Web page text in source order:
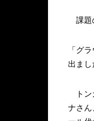
課題
「グ
出まし
トン
ナさん